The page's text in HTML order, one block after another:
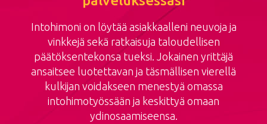
Intohimoni on löytää asiakkaalleni neuvoja ja
vinkkejä sekä ratkaisuja taloudellisen
päätöksentekonsa tueksi. Jokainen yrittäjä
ansaitsee luotettavan ja täsmällisen vierellä
kulkijan voidakseen menestyä omassa
intohimotyössään ja keskittyä omaan
ydinosaamiseensa.